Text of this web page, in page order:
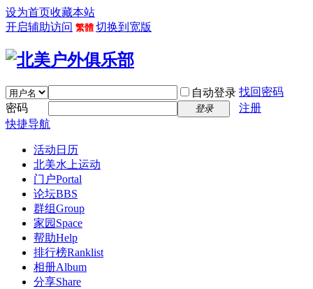
设为首页收藏本站
开启辅助访问 繁體 切换到宽版
自动登录 找回密码
密码
登录
注册
快捷导航
活动日历
北美水上运动
门户Portal
论坛BBS
群组Group
家园 Space
帮助Help
排行榜Ranklist
相册Album
分享Share